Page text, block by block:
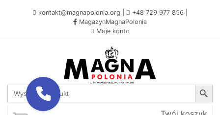
kontakt@magnapolonia.org +48 729 977 856
MagazynMagnaPolonia
Moje konto
Search
for:
Search Button